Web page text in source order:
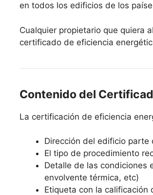
en todos los edificios de los
Cualquier propietario que quiera
certificado de eficiencia
Contenido del
La certificación de eficiencia
Dirección del edificio
El tipo de procedimiento
Detalle de las condiciones
envolvente térmica, etc)
Etiqueta con la calificación